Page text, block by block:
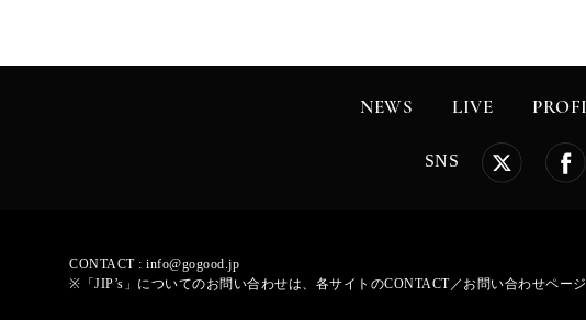
NEWS LIVE
SNS
CONTACT :info@gogood.jp
※「JIP’s」についてのお問い合わせは、各サイトのCONTACT／お問い合わせペー